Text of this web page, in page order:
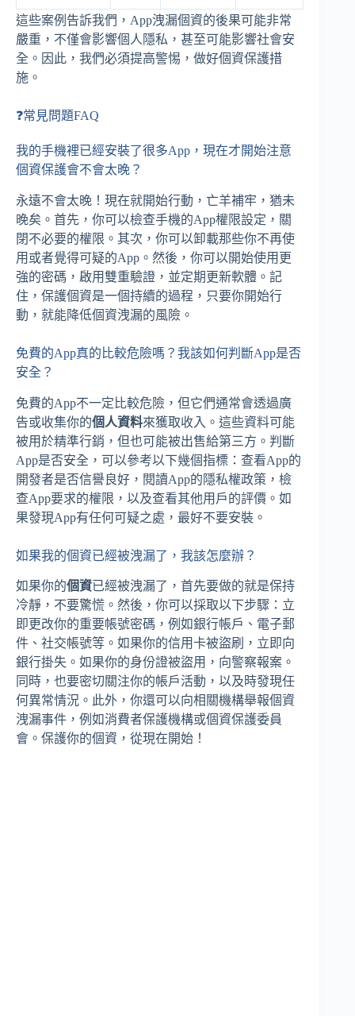
這些案例告訴我們，App洩漏個資的後果可能非常
嚴重，不僅會影響個人隱私，甚至可能影響社會安
全。因此，我們必須提高警惕，做好個資保護措
施。
❓常見問題FAQ
我的手機裡已經安裝了很多App，現在才開始注意
個資保護會不會太晚？
永遠不會太晚！現在就開始行動，亡羊補牢，猶未
晚矣。首先，你可以檢查手機的App權限設定，關
閉不必要的權限。其次，你可以卸載那些你不再使
用或者覺得可疑的App。然後，你可以開始使用更
強的密碼，啟用雙重驗證，並定期更新軟體。記
住，保護個資是一個持續的過程，只要你開始行
動，就能降低個資洩漏的風險。
免費的App真的比較危險嗎？我該如何判斷App是否
安全？
免費的App不一定比較危險，但它們通常會透過廣
告或收集你的個人資料來獲取收入。這些資料可能
被用於精準行銷，但也可能被出售給第三方。判斷
App是否安全，可以參考以下幾個指標：查看App的
開發者是否信譽良好，閱讀App的隱私權政策，檢
查App要求的權限，以及查看其他用戶的評價。如
果發現App有任何可疑之處，最好不要安裝。
如果我的個資已經被洩漏了，我該怎麼辦？
如果你的個資已經被洩漏了，首先要做的就是保持
冷靜，不要驚慌。然後，你可以採取以下步驟：立
即更改你的重要帳號密碼，例如銀行帳戶、電子郵
件、社交帳號等。如果你的信用卡被盜刷，立即向
銀行掛失。如果你的身份證被盜用，向警察報案。
同時，也要密切關注你的帳戶活動，以及時發現任
何異常情況。此外，你還可以向相關機構舉報個資
洩漏事件，例如消費者保護機構或個資保護委員
會。保護你的個資，從現在開始！